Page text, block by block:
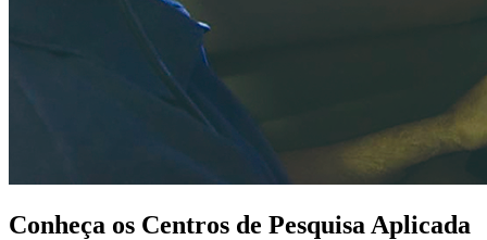
Conheça os Centros de Pesquisa Aplicada